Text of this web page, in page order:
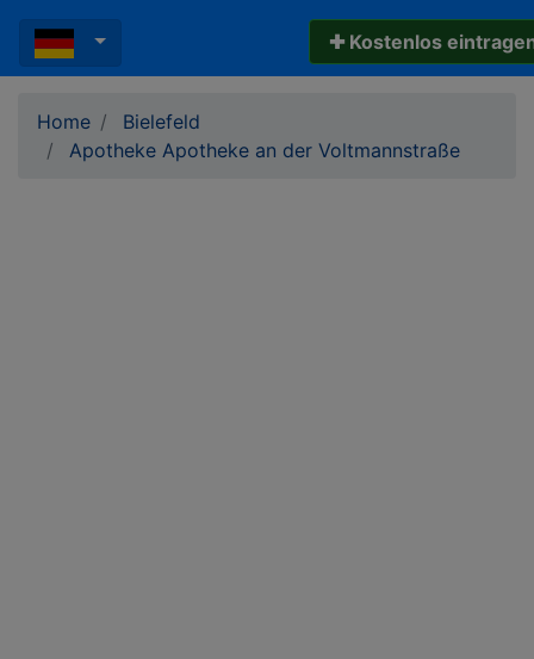
✚ Kostenlos
Home
Bielefeld
Apotheke Apotheke an der Voltmannstraße